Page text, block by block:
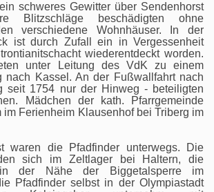
schweres Gewitter über Sendenhorst
Blitzschläge beschädigten ohne
verschiedene Wohnhäuser. In der
ist durch Zufall ein in Vergessenheit
wiederentdeckt worden.
unter Leitung des VdK zu einem
nach Kassel. An der Fußwallfahrt nach
seit 1754 nur der Hinweg - beteiligten
Mädchen der kath. Pfarrgemeinde
Ferienheim Klausenhof bei Triberg im
waren die Pfadfinder unterwegs. Die
sich im Zeltlager bei Haltern, die
in der Nähe der Biggetalsperre im
Pfadfinder selbst in der Olympiastadt